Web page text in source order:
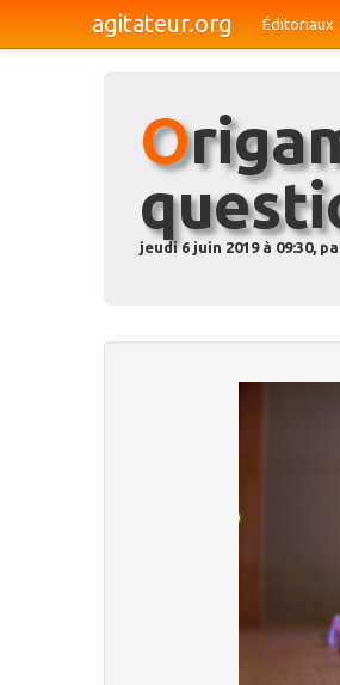
agitateur.org Éditoriaux
Origami à Bourges : petit
jeudi 6 juin 2019 à 09:30,